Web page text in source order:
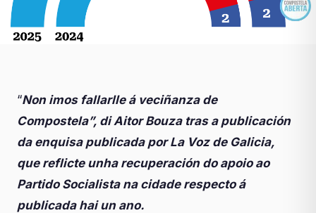
“Non imos fallarlle á veciñanza de
Compostela”, di Aitor Bouza tras a publicación
da enquisa publicada por La Voz de Galicia,
que reflicte unha recuperación do apoio ao
Partido Socialista na cidade respecto á
publicada hai un ano.